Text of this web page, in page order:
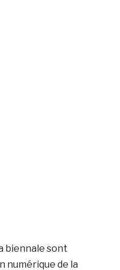
biennale sont
numérique de la